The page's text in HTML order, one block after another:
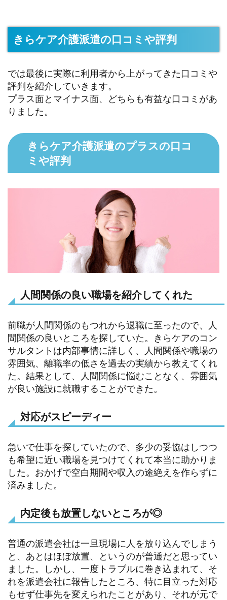
きらケア介護派遣の口コミや評判
では最後に実際に利用者から上がってきた口コミや
評判を紹介していきます。
プラス面とマイナス面、どちらも有益な口コミがあ
りました。
きらケア介護派遣のプラスの口コ
ミや評判
人間関係の良い職場を紹介してくれた
前職が人間関係のもつれから退職に至ったので、人
間関係の良いところを探していた。きらケアのコン
サルタントは内部事情に詳しく、人間関係や職場の
雰囲気、離職率の低さを過去の実績から教えてくれ
た。結果として、人間関係に悩むことなく、雰囲気
が良い施設に就職することができた。
対応がスピーディー
急いで仕事を探していたので、多少の妥協はしつつ
も希望に近い職場を見つけてくれて本当に助かりま
した。おかげで空白期間や収入の途絶えを作らずに
済みました。
内定後も放置しないところが◎
普通の派遣会社は一旦現場に人を放り込んでしまう
と、あとはほぼ放置、というのが普通だと思ってい
ました。しかし、一度トラブルに巻き込まれて、そ
れを派遣会社に報告したところ、特に目立った対応
もせず仕事先を変えられたことがあり、それが元で